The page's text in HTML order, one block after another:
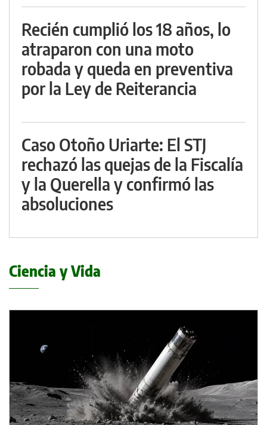
Recién cumplió los 18 años, lo
atraparon con una moto
robada y queda en preventiva
por la Ley de Reiterancia
Caso Otoño Uriarte: El STJ
rechazó las quejas de la Fiscalía
y la Querella y confirmó las
absoluciones
Ciencia y Vida